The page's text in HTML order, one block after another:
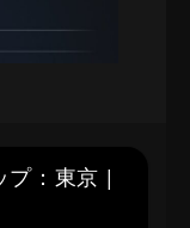
プ：東京 |